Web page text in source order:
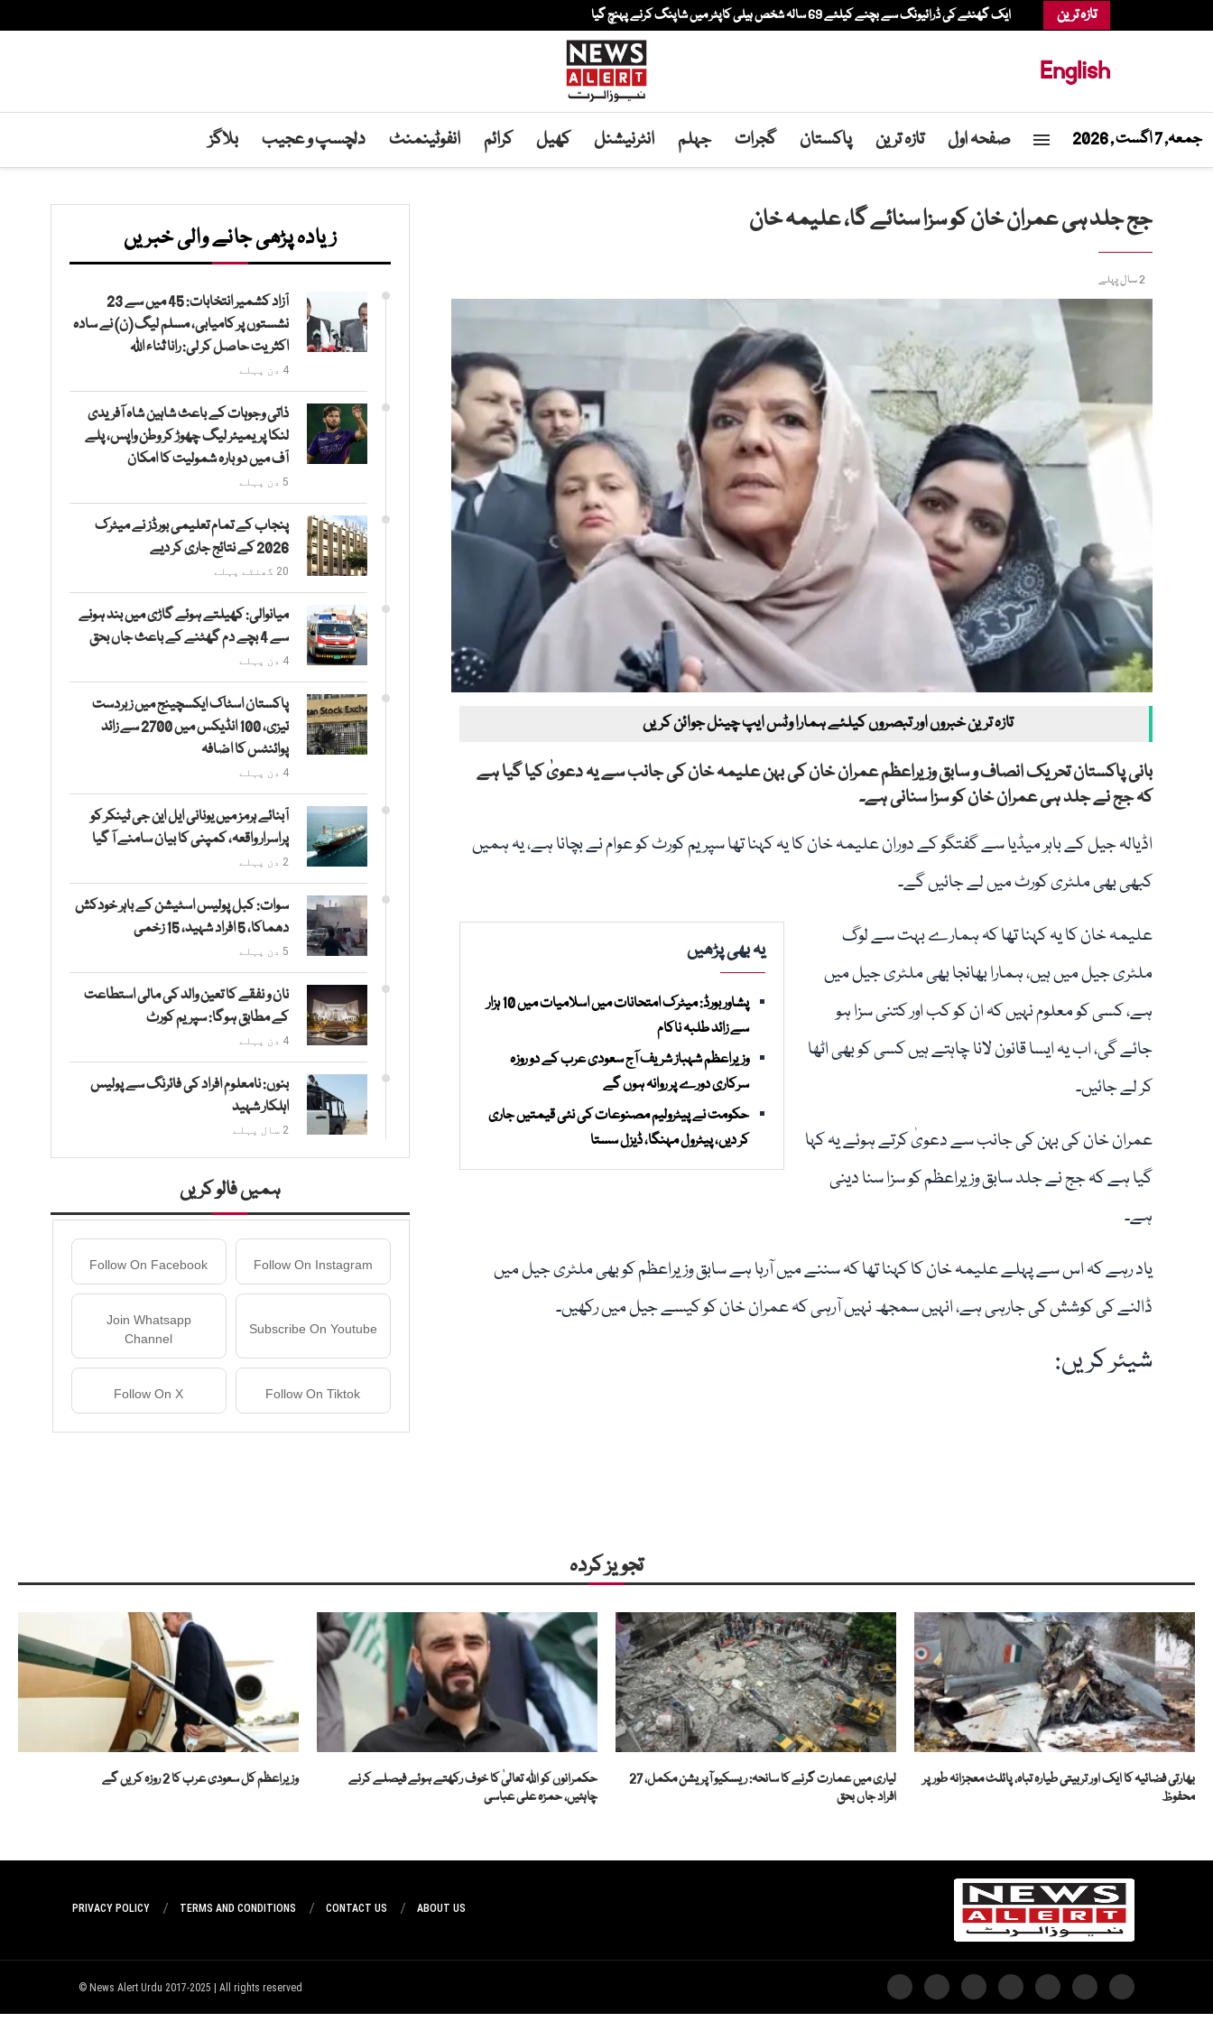
تازہ ترین ایک گھنٹے کی ڈرائیونگ سے بچنے کیلئے 69 سالہ شخص ہیلی کاپٹر میں شاپنگ کرنے پہنچ گیا
English
جمعہ, 7 اگست , 2026 صفحہ اول تازہ ترین پاکستان گجرات جہلم انٹرنیشنل کھیل کرائم انفوٹینمنٹ دلچسپ و عجیب بلاگز
جج جلد ہی عمران خان کو سزا سنائے گا، علیمہ خان
2 سال پہلے
تازہ ترین خبروں اور تبصروں کیلئے ہمارا وٹس ایپ چینل جوائن کریں
بانی پاکستان تحریک انصاف و سابق وزیراعظم عمران خان کی بہن علیمہ خان کی جانب سے یہ دعویٰ کیا گیا ہے
کہ جج نے جلد ہی عمران خان کو سزا سنانی ہے۔
اڈیالہ جیل کے باہر میڈیا سے گفتگو کے دوران علیمہ خان کا یہ کہنا تھا سپریم کورٹ کو عوام نے بچانا ہے، یہ ہمیں
کبھی بھی ملٹری کورٹ میں لے جائیں گے۔
یہ بھی پڑھیں
پشاور بورڈ: میٹرک امتحانات میں اسلامیات میں 10 ہزار
سے زائد طلبہ ناکام
وزیراعظم شہباز شریف آج سعودی عرب کے دو روزہ
سرکاری دورے پر روانہ ہوں گے
حکومت نے پیٹرولیم مصنوعات کی نئی قیمتیں جاری
کر دیں، پیٹرول مہنگا، ڈیزل سستا
علیمہ خان کا یہ کہنا تھا کہ ہمارے بہت سے لوگ
ملٹری جیل میں ہیں، ہمارا بھانجا بھی ملٹری جیل میں
ہے، کسی کو معلوم نہیں کہ ان کو کب اور کتنی سزا ہو
جائے گی، اب یہ ایسا قانون لانا چاہتے ہیں کسی کو بھی اٹھا
کر لے جائیں۔
عمران خان کی بہن کی جانب سے دعویٰ کرتے ہوئے یہ کہا
گیا ہے کہ جج نے جلد سابق وزیراعظم کو سزا سنا دینی
ہے۔
یاد رہے کہ اس سے پہلے علیمہ خان کا کہنا تھا کہ سننے میں آرہا ہے سابق وزیراعظم کو بھی ملٹری جیل میں
ڈالنے کی کوشش کی جارہی ہے، انہیں سمجھ نہیں آرہی کہ عمران خان کو کیسے جیل میں رکھیں۔
شیئر کریں:
زیادہ پڑھی جانے والی خبریں
آزاد کشمیر انتخابات: 45 میں سے 23
نشستوں پر کامیابی، مسلم لیگ (ن) نے سادہ
اکثریت حاصل کر لی: رانا ثناء اللہ
4 دن پہلے
ذاتی وجوہات کے باعث شاہین شاہ آفریدی
لنکا پریمیئر لیگ چھوڑ کر وطن واپس، پلے
آف میں دوبارہ شمولیت کا امکان
5 دن پہلے
پنجاب کے تمام تعلیمی بورڈز نے میٹرک
2026 کے نتائج جاری کر دیے
20 گھنٹے پہلے
میانوالی: کھیلتے ہوئے گاڑی میں بند ہونے
سے 4 بچے دم گھٹنے کے باعث جاں بحق
4 دن پہلے
پاکستان اسٹاک ایکسچینج میں زبردست
تیزی، 100 انڈیکس میں 2700 سے زائد
پوائنٹس کا اضافہ
4 دن پہلے
آبنائے ہرمز میں یونانی ایل این جی ٹینکر کو
پراسرار واقعہ، کمپنی کا بیان سامنے آ گیا
2 دن پہلے
سوات: کبل پولیس اسٹیشن کے باہر خودکش
دھماکا، 5 افراد شہید، 15 زخمی
5 دن پہلے
نان و نفقے کا تعین والد کی مالی استطاعت
کے مطابق ہوگا: سپریم کورٹ
4 دن پہلے
بنوں: نامعلوم افراد کی فائرنگ سے پولیس
اہلکار شہید
2 سال پہلے
ہمیں فالو کریں
Follow On Instagram
Follow On Facebook
Subscribe On Youtube
Join Whatsapp
Channel
Follow On Tiktok
Follow On X
تجویز کردہ
بھارتی فضائیہ کا ایک اور تربیتی طیارہ تباہ، پائلٹ معجزانہ طور پر
محفوظ
لیاری میں عمارت گرنے کا سانحہ: ریسکیو آپریشن مکمل، 27
افراد جاں بحق
حکمرانوں کو اللہ تعالیٰ کا خوف رکھتے ہوئے فیصلے کرنے
چاہئیں، حمزہ علی عباسی
وزیراعظم کل سعودی عرب کا 2 روزہ کریں گے
ABOUT US
CONTACT US
TERMS AND CONDITIONS
PRIVACY POLICY
News Alert Urdu 2017-2025 | All rights reserved ©